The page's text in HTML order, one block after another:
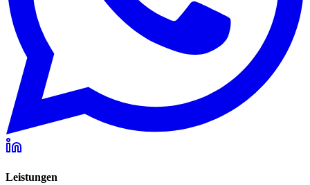
Leistungen